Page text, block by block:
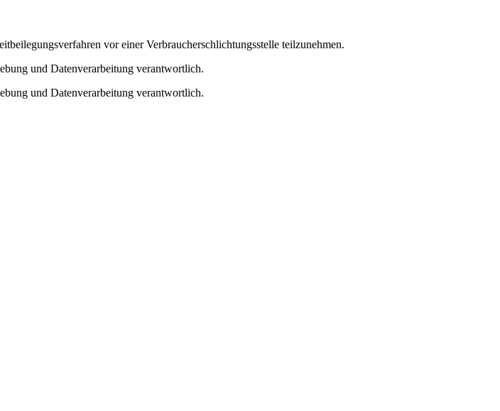
vor einer Verbraucherschlichtungsstelle teilzunehmen.
und Datenverarbeitung verantwortlich.
und Datenverarbeitung verantwortlich.